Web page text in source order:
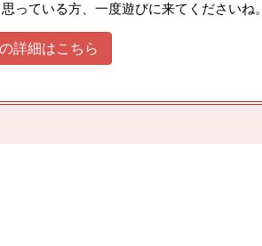
っている方、一度遊びに来てくださいね。
詳細はこちら